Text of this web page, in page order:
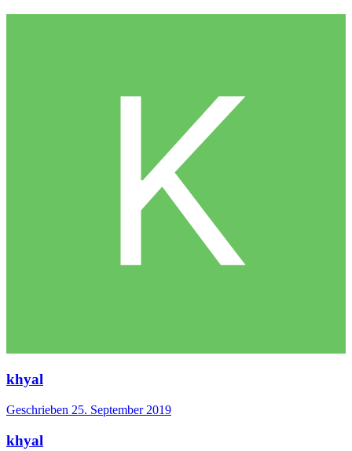
khyal
Geschrieben 25. September 2019
khyal